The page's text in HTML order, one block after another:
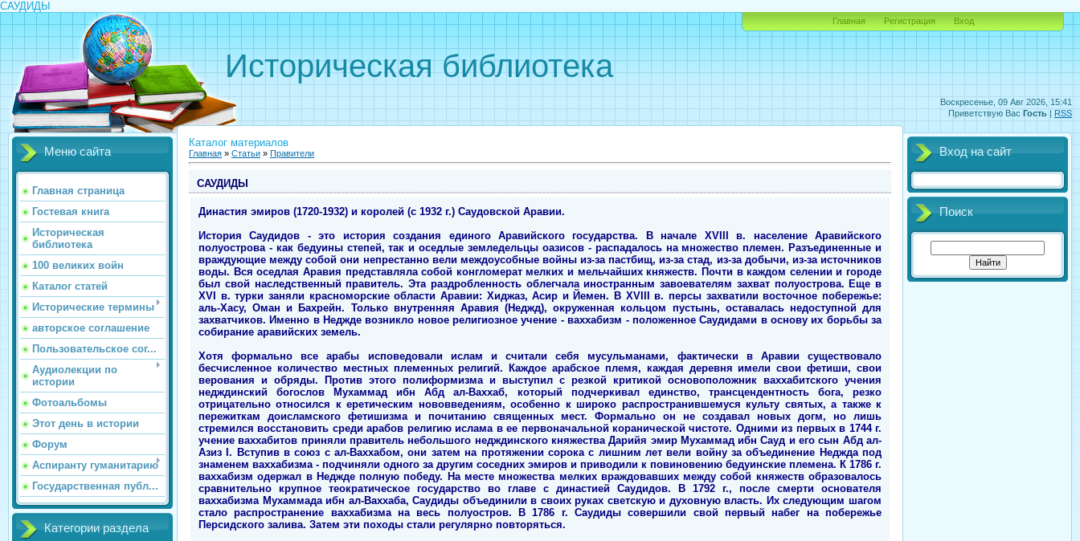
САУДИДЫ
Воскресенье, 09 Авг 2026, 15:41
Приветствую Вас Гость | RSS
Историческая библиотека
Главная Регистрация Вход
Меню сайта
Главная страница
Гостевая книга
Историческая
библиотека
100 великих войн
Каталог статей
Исторические термины
авторское соглашение
Пользовательское сог...
Аудиолекции по
истории
Фотоальбомы
Этот день в истории
Форум
Аспиранту гуманитарию
Государственная публ...
Категории раздела
Каталог материалов
Главная » Статьи » Правители
САУДИДЫ
Династия эмиров (1720-1932) и королей (с 1932 г.) Саудовской Аравии.
История Саудидов - это история создания единого Аравийского государства. В начале XVIII в. население Аравийского
полуострова - как бедуины степей, так и оседлые земледельцы оазисов - распадалось на множество племен. Разъединенные и
враждующие между собой они непрестанно вели междоусобные войны из-за пастбищ, из-за стад, из-за добычи, из-за источников
воды. Вся оседлая Аравия представляла собой конгломерат мелких и мельчайших княжеств. Почти в каждом селении и городе
был свой наследственный правитель. Эта раздробленность облегчала иностранным завоевателям захват полуострова. Еще в
XVI в. турки заняли красноморские области Аравии: Хиджаз, Асир и Йемен. В XVIII в. персы захватили восточное побережье:
аль-Хасу, Оман и Бахрейн. Только внутренняя Аравия (Неджд), окруженная кольцом пустынь, оставалась недоступной для
захватчиков. Именно в Неджде возникло новое религиозное учение - ваххабизм - положенное Саудидами в основу их борьбы за
собирание аравийских земель.
Хотя формально все арабы исповедовали ислам и считали себя мусульманами, фактически в Аравии существовало
бесчисленное количество местных племенных религий. Каждое арабское племя, каждая деревня имели свои фетиши, свои
верования и обряды. Против этого полиформизма и выступил с резкой критикой основоположник ваххабитского учения
недждинский богослов Мухаммад ибн Абд ал-Ваххаб, который подчеркивал единство, трансцендентность бога, резко
отрицательно относился к еретическим нововведениям, особенно к широко распространившемуся культу святых, а также к
пережиткам доисламского фетишизма и почитанию священных мест. Формально он не создавал новых догм, но лишь
стремился восстановить среди арабов религию ислама в ее первоначальной коранической чистоте. Одними из первых в 1744 г.
учение ваххабитов приняли правитель небольшого недждинского княжества Дарийя эмир Мухаммад ибн Сауд и его сын Абд ал-
Азиз I. Вступив в союз с ал-Ваххабом, они затем на протяжении сорока с лишним лет вели войну за объединение Неджда под
знаменем ваххабизма - подчиняли одного за другим соседних эмиров и приводили к повиновению бедуинские племена. К 1786 г.
ваххабизм одержал в Неджде полную победу. На месте множества мелких враждовавших между собой княжеств образовалось
сравнительно крупное теократическое государство во главе с династией Саудидов. В 1792 г., после смерти основателя
ваххабизма Мухаммада ибн ал-Ваххаба, Саудиды объединили в своих руках светскую и духовную власть. Их следующим шагом
стало распространение ваххабизма на весь полуостров. В 1786 г. Саудиды совершили свой первый набег на побережье
Персидского залива. Затем эти походы стали регулярно повторяться.
Вход на сайт
Поиск